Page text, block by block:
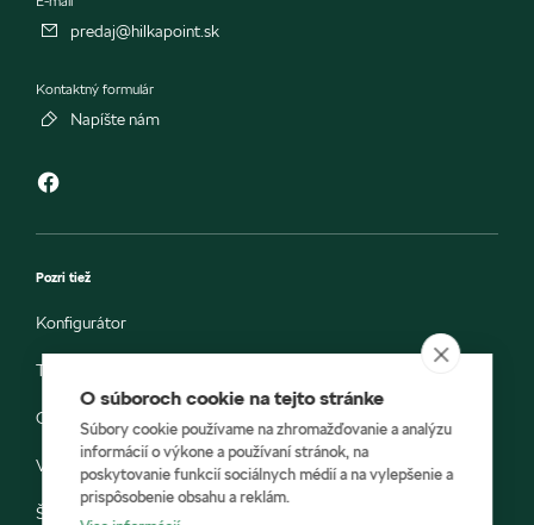
predaj@hilkapoint.sk
Kontaktný formulár
Napíšte nám
Pozri tiež
Konfigurátor
Testovacia jazda
Objednávka do servisu
Vozidlá ihneď k odberu
Škoda E-shop
O súboroch cookie na tejto stránke
Súbory cookie používame na zhromažďovanie a analýzu
informácií o výkone a používaní stránok, na
poskytovanie funkcií sociálnych médií a na vylepšenie a
prispôsobenie obsahu a reklám.